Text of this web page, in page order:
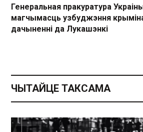
Генеральная пракуратура
магчымасць узбуджэння
дачыненні да Лукашэнкі
ЧЫТАЙЦЕ ТАКСАМА